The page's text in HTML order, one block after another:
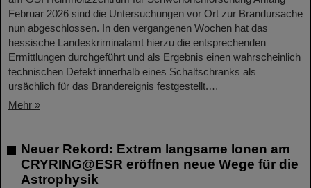
Februar 2026 sind die Untersuchungen vor Ort zur Brandursache
nun abgeschlossen. In den vergangenen Wochen hat das
hessische Landeskriminalamt hierzu die entsprechenden
Ermittlungen durchgeführt und als Ergebnis einen wahrscheinlich
technischen Defekt innerhalb eines Schaltschranks als
ursächlich für das Brandereignis festgestellt.…
Mehr »
Neuer Rekord: Extrem langsame Ionen am
CRYRING@ESR eröffnen neue Wege für die
Astrophysik